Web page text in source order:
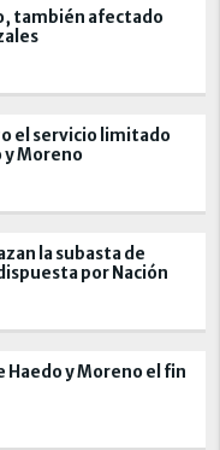
también afectado
el servicio limitado
y Moreno
la subasta de
por Nación
y Moreno el fin